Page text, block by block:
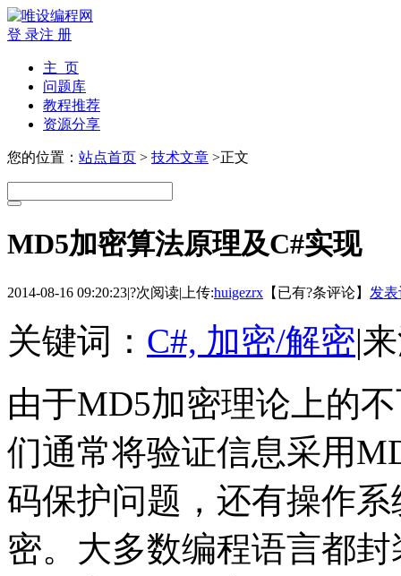
登 录注 册
主 页
问题库
教程推荐
资源分享
您的位置： 站点首页 > 技术文章 >正文
MD5加密算法原理及C#实现
2014-08-16 09:20:23|?次阅读| 上传:huigezrx 【已有?条评论】 发
关键词： C#, 加密/解密|
由于MD5加密理论上的
们通常将验证信息采用
码保护问题，还有操作
密。大多数编程语言都